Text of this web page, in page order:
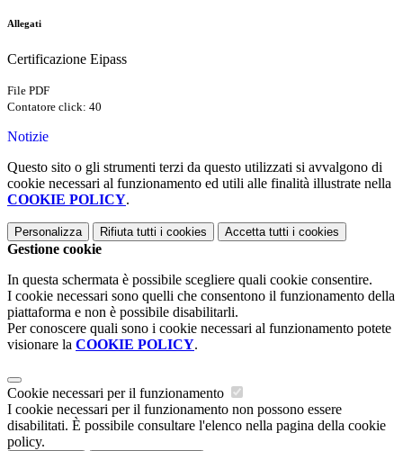
Allegati
Certificazione Eipass
File PDF
Contatore click: 40
Notizie
Questo sito o gli strumenti terzi da questo utilizzati si avvalgono di
cookie necessari al funzionamento ed utili alle finalità illustrate nella
COOKIE POLICY.
Personalizza Rifiuta tutti i cookies Accetta tutti i cookies
Gestione cookie
In questa schermata è possibile scegliere quali cookie consentire.
I cookie necessari sono quelli che consentono il funzionamento della
piattaforma e non è possibile disabilitarli.
Per conoscere quali sono i cookie necessari al funzionamento potete
visionare la COOKIE POLICY.
Cookie necessari per il funzionamento
I cookie necessari per il funzionamento non possono essere
disabilitati. È possibile consultare l'elenco nella pagina della cookie
policy.